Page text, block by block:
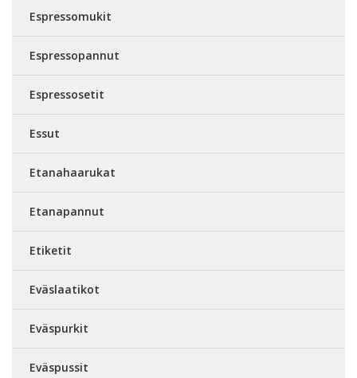
Espressomukit
Espressopannut
Espressosetit
Essut
Etanahaarukat
Etanapannut
Etiketit
Eväslaatikot
Eväspurkit
Eväspussit